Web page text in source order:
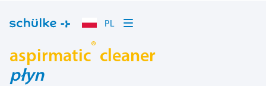
PL
aspirmatic
®
cleaner
płyn